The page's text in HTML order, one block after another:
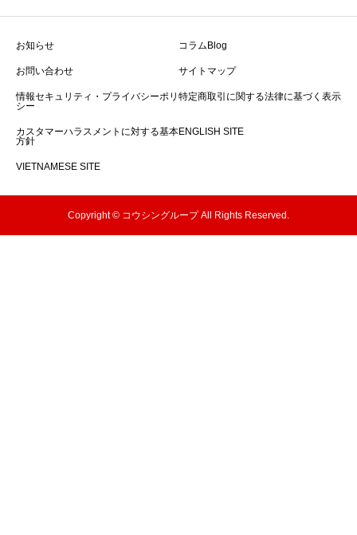
お知らせ コラムBlog
お問い合わせ サイトマップ
情報セキュリティ・プライバシーポリ
シー
特定商取引に関する法律に基づく表示
カスタマーハラスメントに対する基本
方針
ENGLISH SITE
VIETNAMESE SITE
Copyright © コウシングループ All Rights Reserved.